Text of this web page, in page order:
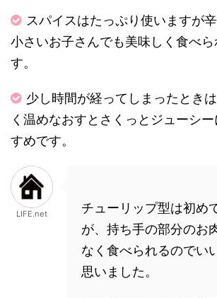
スパイスはたっぷり使いますが
小さいお子さんでも美味しく食べ
す。
少し時間が経ってしまったとき
く温めなおすとさくっとジューシ
すめです。
LIFE.net
チューリップ型は初め
が、持ち手の部分のお
なく食べられるのでい
思いました。